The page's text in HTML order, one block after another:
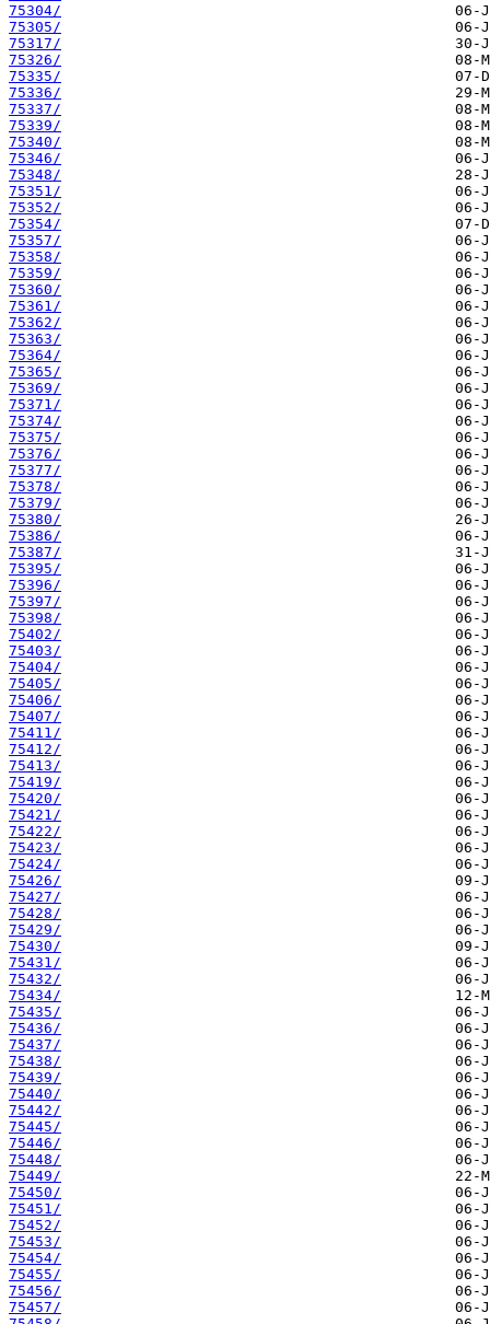
75304/
75305/
75317/
75326/
75335/
75336/
75337/
75339/
75340/
75346/
75348/
75351/
75352/
75354/
75357/
75358/
75359/
75360/
75361/
75362/
75363/
75364/
75365/
75369/
75371/
75374/
75375/
75376/
75377/
75378/
75379/
75380/
75386/
75387/
75395/
75396/
75397/
75398/
75402/
75403/
75404/
75405/
75406/
75407/
75411/
75412/
75413/
75419/
75420/
75421/
75422/
75423/
75424/
75426/
75427/
75428/
75429/
75430/
75431/
75432/
75434/
75435/
75436/
75437/
75438/
75439/
75440/
75442/
75445/
75446/
75448/
75449/
75450/
75451/
75452/
75453/
75454/
75455/
75456/
75457/